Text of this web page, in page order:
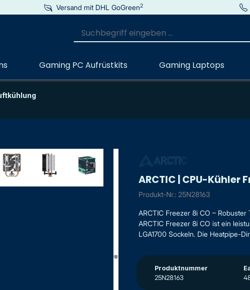
Versand mit DHL GoGreen2
Gaming PC Aufrüstkits Gaming Laptops
ARCTIC | CPU-Kühler
Produkt-Nr.: 25N28163
ARCTIC Freezer 8i CO – Robuster
ARCTIC Freezer 8i CO ist ein
LGA1700 Sockeln. Die Heatpipe-
Produktnummer
25N28163